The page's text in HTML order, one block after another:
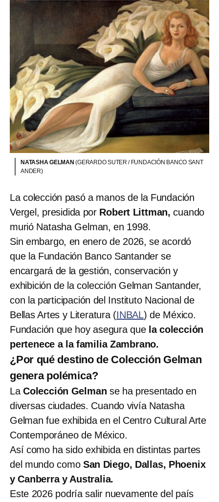
NATASHA GELMAN(GERARDO SUTER / FUNDACIÓN BANCO SANT
ANDER)
La colección pasó a manos de la Fundación
Vergel, presidida por Robert Littman, cuando
murió Natasha Gelman, en 1998.
Sin embargo, en enero de 2026, se acordó
que la Fundación Banco Santander se
encargará de la gestión, conservación y
exhibición de la colección Gelman Santander,
con la participación del Instituto Nacional de
Bellas Artes y Literatura (INBAL) de México.
Fundación que hoy asegura que la colección
pertenece a la familia Zambrano.
¿Por qué destino de Colección Gelman
genera polémica?
La Colección Gelman se ha presentado en
diversas ciudades. Cuando vivía Natasha
Gelman fue exhibida en el Centro Cultural Arte
Contemporáneo de México.
Así como ha sido exhibida en distintas partes
del mundo como San Diego, Dallas, Phoenix
y Canberra y Australia.
Este 2026 podría salir nuevamente del país